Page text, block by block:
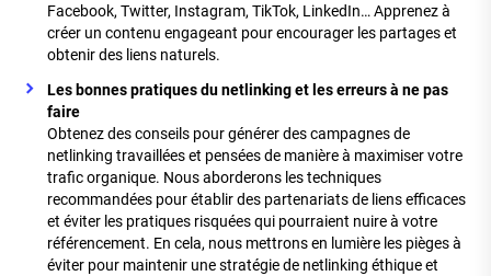
Facebook, Twitter, Instagram, TikTok, LinkedIn… Apprenez à
créer un contenu engageant pour encourager les partages et
obtenir des liens naturels.
Les bonnes pratiques du netlinking et les erreurs à ne pas
faire
Obtenez des conseils pour générer des campagnes de
netlinking travaillées et pensées de manière à maximiser votre
trafic organique. Nous aborderons les techniques
recommandées pour établir des partenariats de liens efficaces
et éviter les pratiques risquées qui pourraient nuire à votre
référencement. En cela, nous mettrons en lumière les pièges à
éviter pour maintenir une stratégie de netlinking éthique et